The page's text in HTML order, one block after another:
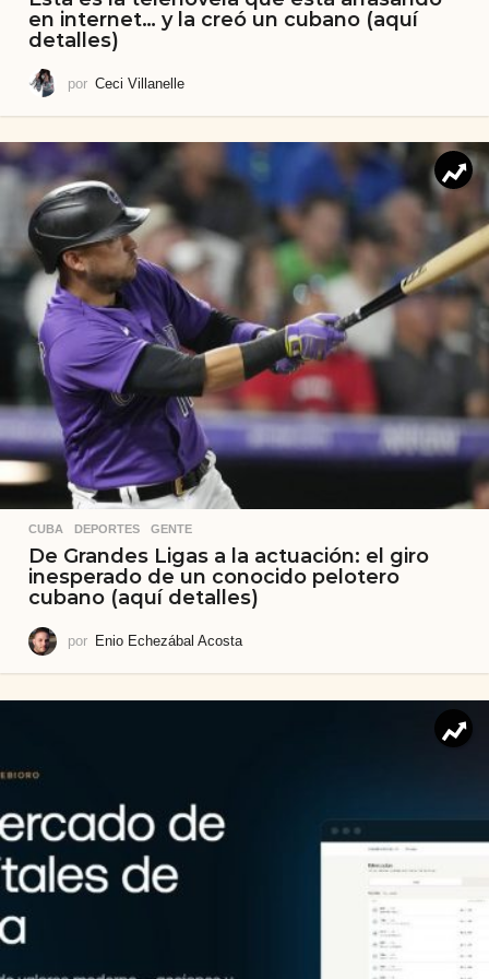
en internet… y la creó un cubano (aquí
detalles)
por Ceci Villanelle
CUBA ,DEPORTES ,GENTE
De Grandes Ligas a la actuación: el giro
inesperado de un conocido pelotero
cubano (aquí detalles)
por Enio Echezábal Acosta